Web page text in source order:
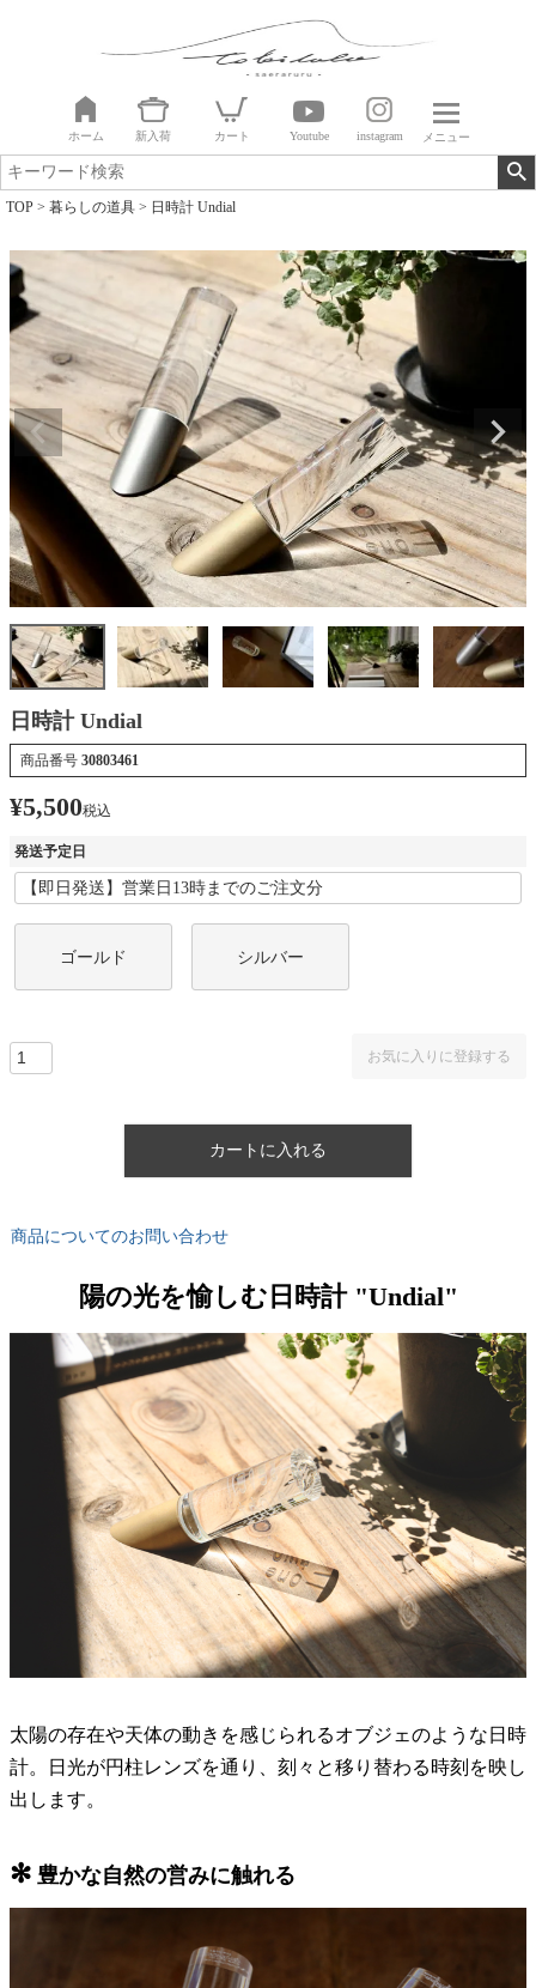
ホーム 新入荷 カート Youtube instagram メニュー
TOP 暮らしの道具 日時計 Undial
日時計 Undial
商品番号 30803461
¥5,500税込
発送予定日
ゴールド シルバー
お気に入りに登録する
カートに入れる
商品についてのお問い合わせ
陽の光を愉しむ日時計 "Undial"
太陽の存在や天体の動きを感じられるオブジェのような日時
計。日光が円柱レンズを通り、刻々と移り替わる時刻を映し
出します。
✻ 豊かな自然の営みに触れる